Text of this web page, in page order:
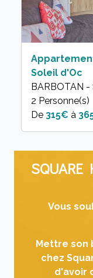
Soleil d'Oc
BARBOTAN
2 Personne(s)
315€ à
Vous
Mettre son
chez
d'avoir